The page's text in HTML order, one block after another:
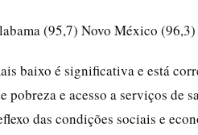
(95,7) Novo México (96,3)
baixo é significativa e está
e acesso a serviços de
das condições sociais e